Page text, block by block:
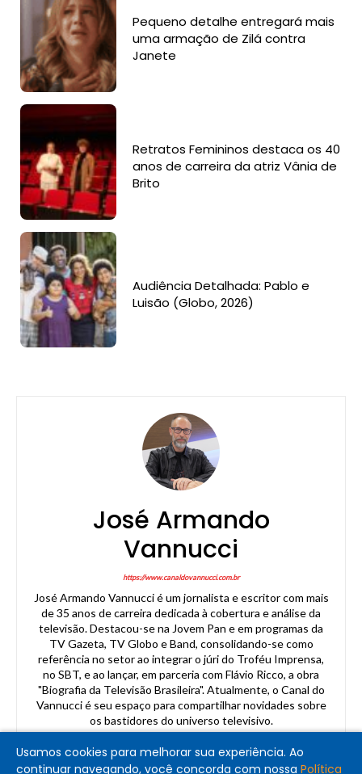
Pequeno detalhe entregará mais
uma armação de Zilá contra
Janete
Retratos Femininos destaca os 40
anos de carreira da atriz Vânia de
Brito
Audiência Detalhada: Pablo e
Luisão (Globo, 2026)
José Armando
Vannucci
https://www.canaldovannucci.com.br
José Armando Vannucci é um jornalista e escritor com mais
de 35 anos de carreira dedicada à cobertura e análise da
televisão. Destacou-se na Jovem Pan e em programas da
TV Gazeta, TV Globo e Band, consolidando-se como
referência no setor ao integrar o júri do Troféu Imprensa,
no SBT, e ao lançar, em parceria com Flávio Ricco, a obra
"Biografia da Televisão Brasileira". Atualmente, o Canal do
Vannucci é seu espaço para compartilhar novidades sobre
os bastidores do universo televisivo.
Usamos cookies para melhorar sua experiência. Ao
continuar navegando, você concorda com nossa Política